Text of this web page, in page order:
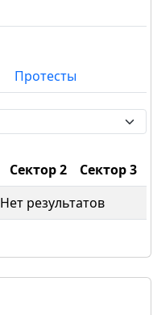
Протесты
Сектор 2 Сектор 3
Нет результатов